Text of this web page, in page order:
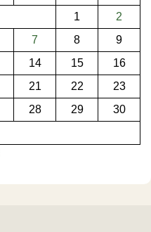
1
2
7 8
9
14 15
16
21 22
23
28 29
30